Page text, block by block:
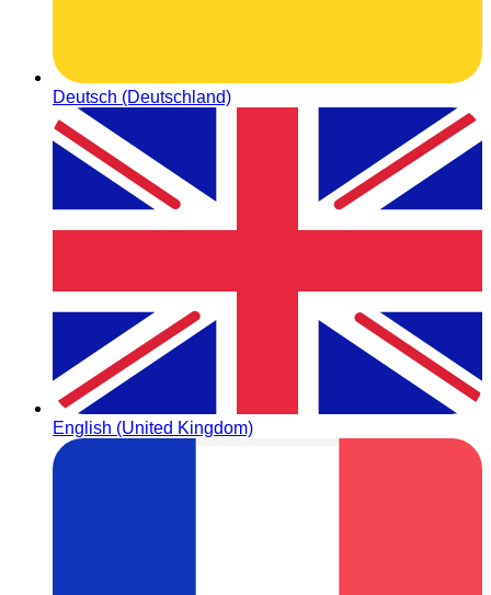
Deutsch (Deutschland)
English (United Kingdom)